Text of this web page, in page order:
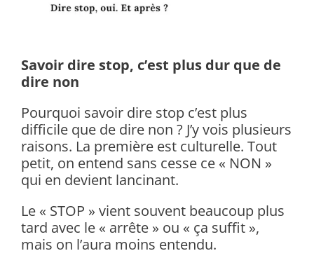
Savoir dire stop, c’est plus dur que de
dire non
Pourquoi savoir dire stop c’est plus
difficile que de dire non ? J’y vois plusieurs
raisons. La première est culturelle. Tout
petit, on entend sans cesse ce « NON »
qui en devient lancinant.
Le « STOP » vient souvent beaucoup plus
tard avec le « arrête » ou « ça suffit »,
mais on l’aura moins entendu.